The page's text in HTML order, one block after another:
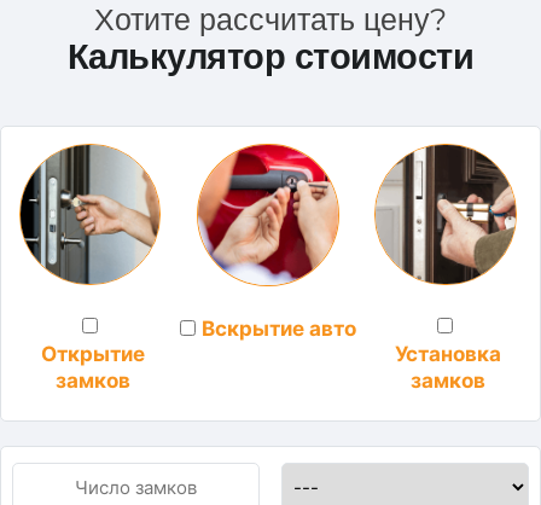
Хотите рассчитать цену?
Калькулятор стоимости
Открытие
замков
Вскрытие авто
Установка
замков